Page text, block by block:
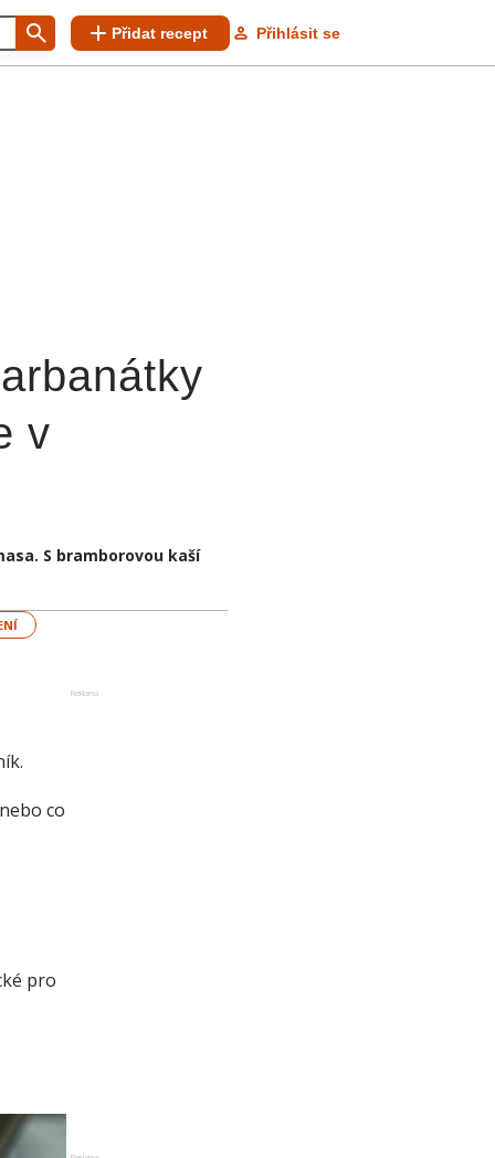
Přidat recept Přihlásit se
v
S bramborovou kaší
co
pro
Reklama